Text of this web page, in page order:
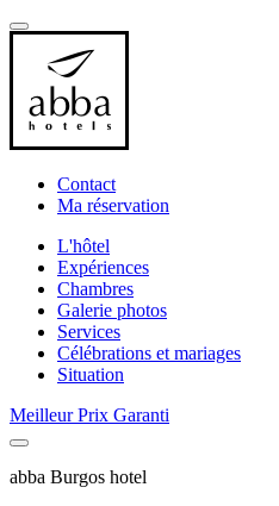
Contact
Ma réservation
L'hôtel
Expériences
Chambres
Galerie photos
Services
Célébrations et mariages
Situation
Meilleur Prix Garanti
abba Burgos hotel